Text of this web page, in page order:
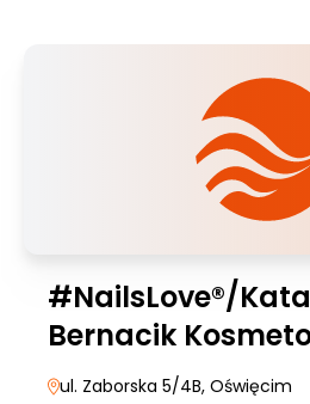
#NailsLove®/
Bernacik
ul. Zaborska 5/4B, Oświęcim